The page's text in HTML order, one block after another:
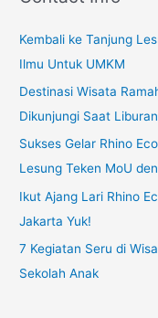
Kembali ke Tanjung
Ilmu Untuk UMKM
Destinasi Wisata
Dikunjungi Saat
Sukses Gelar Rhino
Lesung Teken MoU
Ikut Ajang Lari Rhino
Jakarta Yuk!
7 Kegiatan Seru di
Sekolah Anak